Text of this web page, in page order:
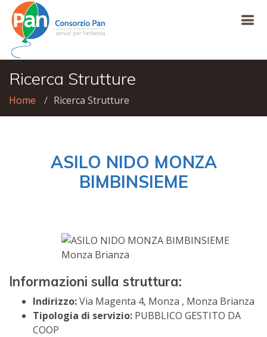
Ricerca Strutture
Home Ricerca Strutture
ASILO NIDO MONZA
BIMBINSIEME
Informazioni sulla struttura:
Indirizzo:Via Magenta 4, Monza , Monza Brianza
Tipologia di servizio: PUBBLICO GESTITO DA
COOP